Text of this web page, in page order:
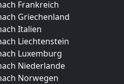
Frankreich
Griechenland
Italien
Liechtenstein
Luxemburg
Niederlande
Norwegen